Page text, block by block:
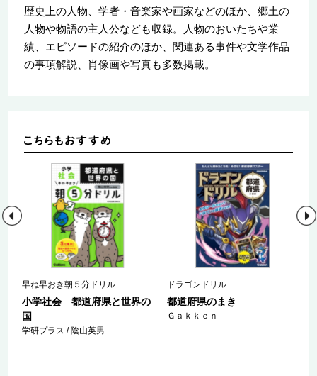
歴史上の人物、学者・音楽家や画家などのほか、郷土の
人物や物語の主人公なども収録。人物のおいたちや業
績、エピソードの紹介のほか、関連ある事件や文学作品
の事項解説、肖像画や写真も多数掲載。
早ね早おき朝５分ドリル
小学社会 都道府県と世界の
国
学研プラス / 陰山英男
ドラゴンドリル
都道府県のまき
Ｇａｋｋｅｎ